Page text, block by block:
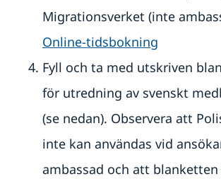
Migrationsverket (inte
Online-tidsbokning
Fyll och ta med utskriven
för utredning av svenskt
(se nedan). Observera att
inte kan användas vid
ambassad och att blanketten